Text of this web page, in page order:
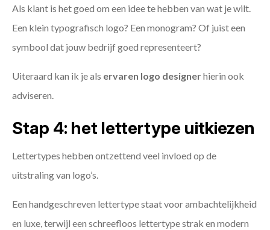
Als klant is het goed om een idee te hebben van wat je wilt.
Een klein typografisch logo? Een monogram? Of juist een
symbool dat jouw bedrijf goed representeert?
Uiteraard kan ik je als ervaren logo designerhierin ook
adviseren.
Stap 4: het lettertype uitkiezen
Lettertypes hebben ontzettend veel invloed op de
uitstraling van logo’s.
Een handgeschreven lettertype staat voor ambachtelijkheid
en luxe, terwijl een schreefloos lettertype strak en modern